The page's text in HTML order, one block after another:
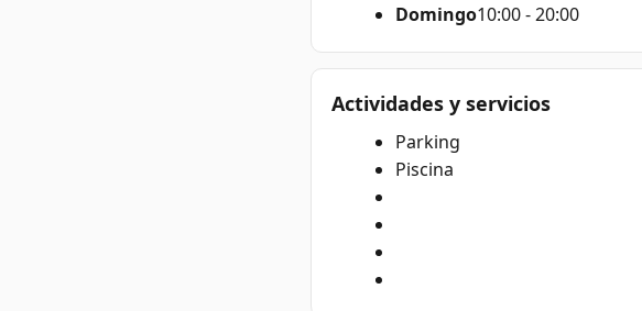
Domingo10:00 - 20:00
Actividades y servicios
Parking
Piscina